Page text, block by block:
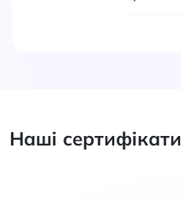
Наші сертифікати